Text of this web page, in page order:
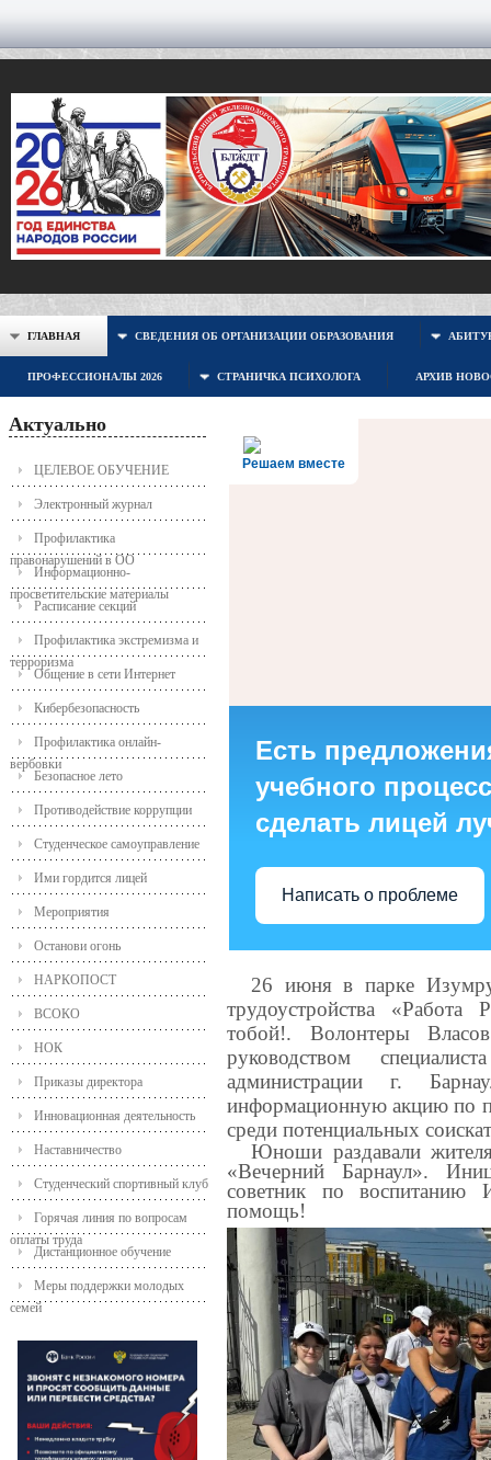
ГЛАВНАЯ СВЕДЕНИЯ ОБ ОРГАНИЗАЦИИ ОБРАЗОВАНИЯ
ПРОФЕССИОНАЛЫ 2026 СТРАНИЧКА ПСИХОЛОГА АРХИВ
Актуально
ЦЕЛЕВОЕ ОБУЧЕНИЕ
Электронный журнал
Профилактика
правонарушений в ОО
Информационно-
просветительские материалы
Расписание секций
Профилактика экстремизма и
терроризма
Общение в сети Интернет
Кибербезопасность
Профилактика онлайн-
вербовки
Безопасное лето
Противодействие коррупции
Студенческое самоуправление
Ими гордится лицей
Мероприятия
Останови огонь
НАРКОПОСТ
ВСОКО
НОК
Приказы директора
Инновационная деятельность
Наставничество
Студенческий спортивный клуб
Горячая линия по вопросам
оплаты труда
Дистанционное обучение
Меры поддержки молодых
семей
Решаем вместе
Есть
учебного
сделать лицей
Написать о проблеме
26 июня в парке
трудоустройства
тобой!. Волонтеры
руководством
администрации г.
информационную акцию по
среди потенциальных
Юноши раздавали
«Вечерний Барнаул».
советник по воспитанию
помощь!